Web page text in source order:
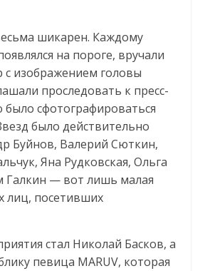
шикарен. Каждому
на пороге, вручали
изображением головы
проследовать к пресс-
было сфотографироваться
было действительно
Буйнов, Валерий Сюткин,
Яна Рудковская, Ольга
Галкин — вот лишь малая
лиц, посетивших
стал Николай Басков, а
певица MARUV, которая